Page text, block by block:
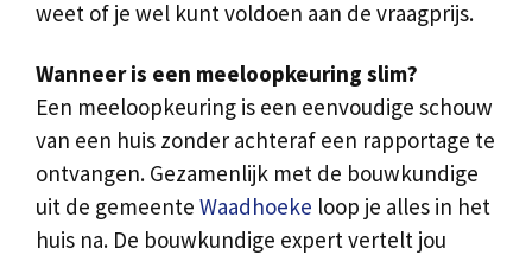
weet of je wel kunt voldoen aan de vraagprijs.
Wanneer is een meeloopkeuring slim?
Een meeloopkeuring is een eenvoudige schouw
van een huis zonder achteraf een rapportage te
ontvangen. Gezamenlijk met de bouwkundige
uit de gemeente Waadhoeke loop je alles in het
huis na. De bouwkundige expert vertelt jou